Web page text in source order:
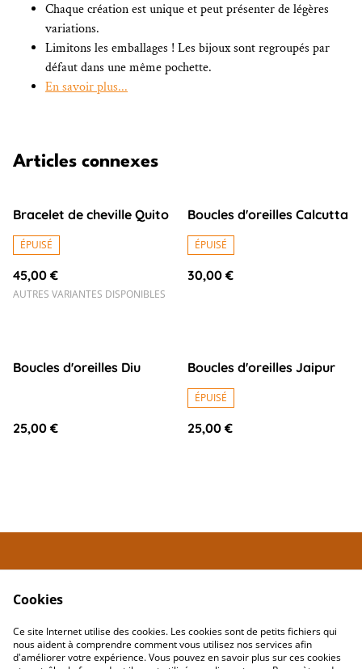
Chaque création est unique et peut présenter de légères
variations.
Limitons les emballages ! Les bijoux sont regroupés par
défaut dans une même pochette.
En savoir plus...
Articles connexes
Bracelet de cheville Quito
ÉPUISÉ
45,00 €
AUTRES VARIANTES DISPONIBLES
Boucles d'oreilles Calcutta
ÉPUISÉ
30,00 €
Boucles d'oreilles Diu
25,00 €
Boucles d'oreilles Jaipur
ÉPUISÉ
25,00 €
confidentialité
Cookies
Ce site Internet utilise des cookies. Les cookies sont de petits fichiers qui
nous aident à comprendre comment vous utilisez nos services afin
d'améliorer votre expérience. Vous pouvez en savoir plus sur ces cookies